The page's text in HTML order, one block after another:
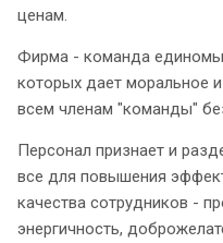
ценам.
Фирма - команда
которых дает моральное
всем членам "команды"
Персонал признает и
все для повышения
качества сотрудников -
энергичность,